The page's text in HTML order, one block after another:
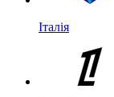
Італія